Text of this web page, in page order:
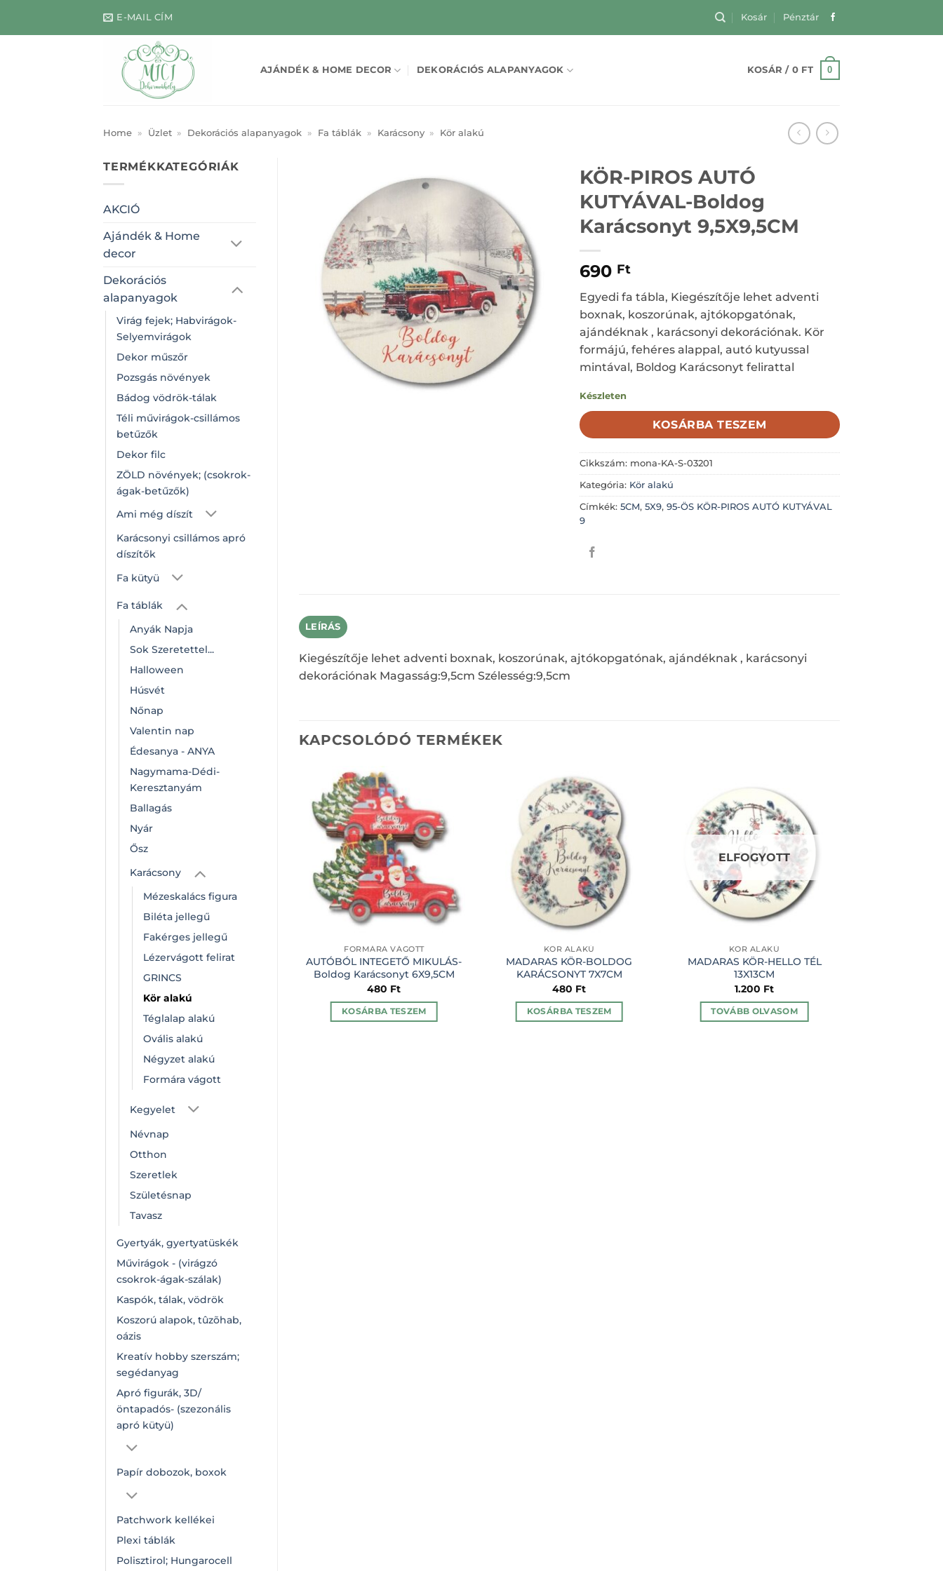
E-MAIL CÍM Kosár Pénztár
AJÁNDÉK & HOME DECOR DEKORÁCIÓS ALAPANYAGOK KOSÁR / 0 FT 0
Home » Üzlet » Dekorációs alapanyagok » Fa táblák » Karácsony » Kör alakú
TERMÉKKATEGÓRIÁK
AKCIÓ
Ajándék & Home
decor
Dekorációs
alapanyagok
Virág fejek; Habvirágok-
Selyemvirágok
Dekor műszőr
Pozsgás növények
Bádog vödrök-tálak
Téli művirágok-csillámos
betűzők
Dekor filc
ZÖLD növények; (csokrok-
ágak-betűzők)
Ami még díszít
Karácsonyi csillámos apró
díszítők
Fa kütyü
Fa táblák
Anyák Napja
Sok Szeretettel...
Halloween
Húsvét
Nőnap
Valentin nap
Édesanya - ANYA
Nagymama-Dédi-
Keresztanyám
Ballagás
Nyár
Ősz
Karácsony
Mézeskalács figura
Biléta jellegű
Fakérges jellegű
Lézervágott felirat
GRINCS
Kör alakú
Téglalap alakú
Ovális alakú
Négyzet alakú
Formára vágott
Kegyelet
Névnap
Otthon
Szeretlek
Születésnap
Tavasz
Gyertyák, gyertyatüskék
Művirágok - (virágzó
csokrok-ágak-szálak)
Kaspók, tálak, vödrök
Koszorú alapok, tûzõhab,
oázis
Kreatív hobby szerszám;
segédanyag
Apró figurák, 3D/
öntapadós- (szezonális
apró kütyü)
Papír dobozok, boxok
Patchwork kellékei
Plexi táblák
Polisztirol; Hungarocell
KÖR-PIROS AUTÓ
KUTYÁVAL-Boldog
Karácsonyt 9,5X9,5CM
690 Ft
Egyedi fa tábla, Kiegészítője lehet adventi
boxnak, koszorúnak, ajtókopgatónak,
ajándéknak , karácsonyi dekorációnak. Kör
formájú, fehéres alappal, autó kutyussal
mintával, Boldog Karácsonyt felirattal
Készleten
KOSÁRBA TESZEM
Cikkszám: mona-KA-S-03201
Kategória: Kör alakú
Címkék:5CM,5X9,95-ÖS KÖR-PIROS AUTÓ KUTYÁVAL
9
LEÍRÁS
Kiegészítője lehet adventi boxnak, koszorúnak, ajtókopgatónak, ajándéknak , karácsonyi
dekorációnak Magasság:9,5cm Szélesség:9,5cm
KAPCSOLÓDÓ TERMÉKEK
FORMÁRA VÁGOTT
AUTÓBÓL INTEGETŐ MIKULÁS-
Boldog Karácsonyt 6X9,5CM
480 Ft
KOSÁRBA TESZEM
KÖR ALAKÚ
MADARAS KÖR-BOLDOG
KARÁCSONYT 7X7CM
480 Ft
KOSÁRBA TESZEM
ELFOGYOTT
KÖR ALAKÚ
MADARAS KÖR-HELLO TÉL
13X13CM
1.200 Ft
TOVÁBB OLVASOM